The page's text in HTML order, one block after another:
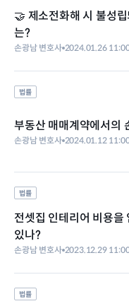
🤝 제소전화해 시 불성
는?
손광남 변호사 2024.01.26
법률
부동산 매매계약에서의
손광남 변호사 2024.01.12
법률
전셋집 인테리어 비용을
있나?
손광남 변호사 2023.12.29
법률